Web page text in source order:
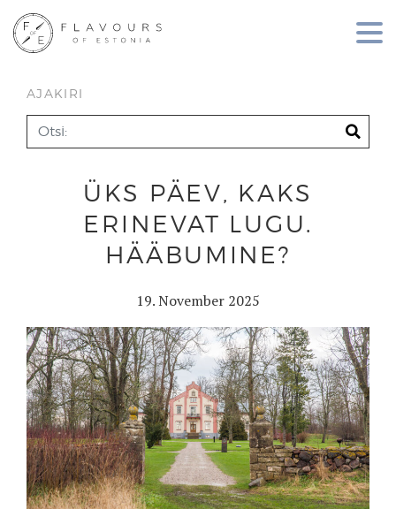
AJAKIRI
ÜKS PÄEV, KAKS
ERINEVAT LUGU.
HÄÄBUMINE?
19. November 2025